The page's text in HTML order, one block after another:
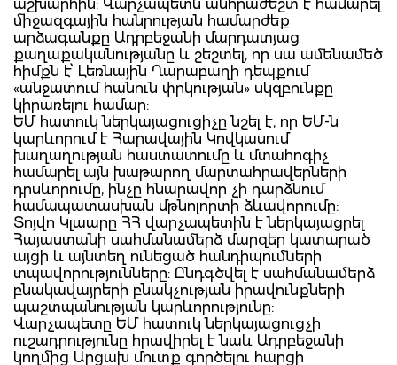
աշխարհին: Վարչապետն անհրաժեշտ է համարել
միջազգային հանրության համարժեք
արձագանքը Ադրբեջանի մարդատյաց
քաղաքականությանը և շեշտել, որ սա ամենամեծ
հիմքն է՝ Լեռնային Ղարաբաղի դեպքում
«անջատում հանուն փրկության» սկզբունքը
կիրառելու համար:
ԵՄ հատուկ ներկայացուցիչը նշել է, որ ԵՄ-ն
կարևորում է Հարավային Կովկասում
խաղաղության հաստատումը և մտահոգիչ
համարել այն խաթարող մարտահրավերների
դրսևորումը, ինչը հնարավոր չի դարձնում
համապատասխան մթնոլորտի ձևավորումը:
Տոյվո Կլաարը ՀՀ վարչապետին է ներկայացրել
Հայաստանի սահմանամերձ մարզեր կատարած
այցի և այնտեղ ունեցած հանդիպումների
տպավորությունները: Ընդգծվել է սահմանամերձ
բնակավայրերի բնակչության իրավունքների
պաշտպանության կարևորությունը:
Վարչապետը ԵՄ հատուկ ներկայացուցչի
ուշադրությունը հրավիրել է նաև Ադրբեջանի
կողմից Արցախ մուտք գործելու հարցի